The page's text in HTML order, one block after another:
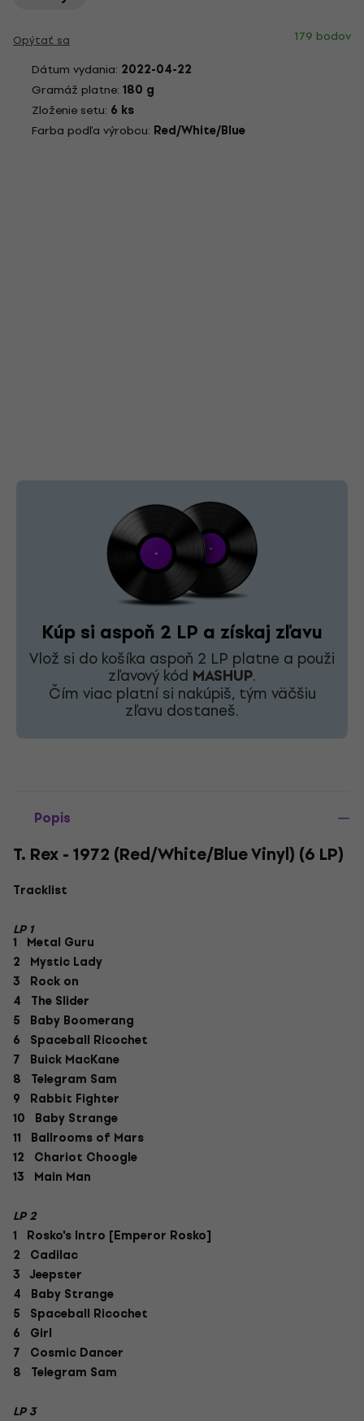
Opýtať sa
179 bodov
Dátum vydania: 2022-04-22
Gramáž platne: 180 g
Zloženie setu: 6 ks
Farba podľa výrobcu: Red/White/Blue
Kúp si aspoň 2 LP a získaj zľavu
Vlož si do košíka aspoň 2 LP platne a použi
zľavový kód MASHUP.
Čím viac platní si nakúpiš, tým väčšiu
zľavu dostaneš.
Popis
T. Rex - 1972 (Red/White/Blue Vinyl) (6 LP)
Tracklist
LP 1
1 Metal Guru
2 Mystic Lady
3 Rock on
4 The Slider
5 Baby Boomerang
6 Spaceball Ricochet
7 Buick MacKane
8 Telegram Sam
9 Rabbit Fighter
10 Baby Strange
11 Ballrooms of Mars
12 Chariot Choogle
13 Main Man
LP 2
1 Rosko's Intro [Emperor Rosko]
2 Cadilac
3 Jeepster
4 Baby Strange
5 Spaceball Ricochet
6 Girl
7 Cosmic Dancer
8 Telegram Sam
LP 3